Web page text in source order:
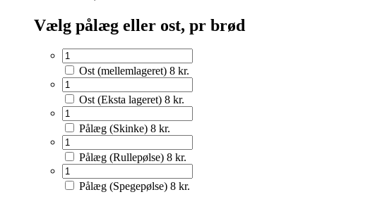
Vælg pålæg eller ost, pr brød
Ost (mellemlageret) 8 kr.
Ost (Eksta lageret) 8 kr.
Pålæg (Skinke) 8 kr.
Pålæg (Rullepølse) 8 kr.
Pålæg (Spegepølse) 8 kr.